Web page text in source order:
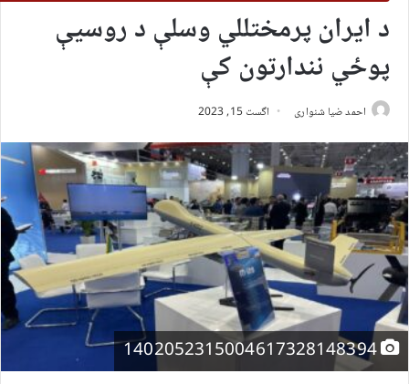
د ایران پرمختللي وسلې د روسیې
پوځي نندارتون کې
احمد ضیا شنواری اگست 15, 2023
1402052315004617328148394